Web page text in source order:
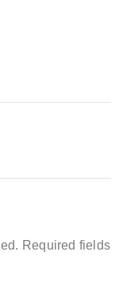
Required fields